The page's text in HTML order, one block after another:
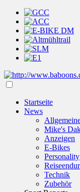
Startseite
News
Mike's
Anzeigen
E-Bikes
Personality
Technik
Zubehör